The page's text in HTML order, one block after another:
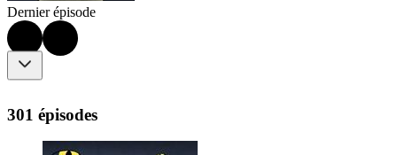
Dernier épisode
301 épisodes